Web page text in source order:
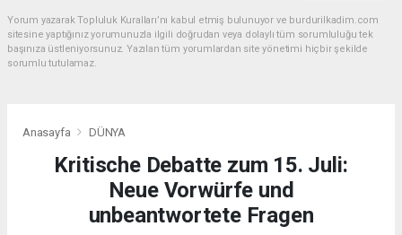
Yorum yazarak Topluluk Kuralları’nı kabul etmiş bulunuyor ve burdurilkadim.com
sitesine yaptığınız yorumunuzla ilgili doğrudan veya dolaylı tüm sorumluluğu tek
başınıza üstleniyorsunuz. Yazılan tüm yorumlardan site yönetimi hiçbir şekilde
sorumlu tutulamaz.
Anasayfa DÜNYA
Kritische Debatte zum 15. Juli:
Neue Vorwürfe und
unbeantwortete Fragen